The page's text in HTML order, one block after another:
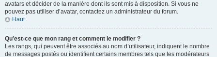
avatars et décider de la manière dont ils sont mis à disposition. Si vous ne
pouvez pas utiliser d’avatar, contactez un administrateur du forum.
Haut
Qu’est-ce que mon rang et comment le modifier ?
Les rangs, qui peuvent être associés au nom d’utilisateur, indiquent le nombre
de messages postés ou identifient certains membres tels que les modérateurs